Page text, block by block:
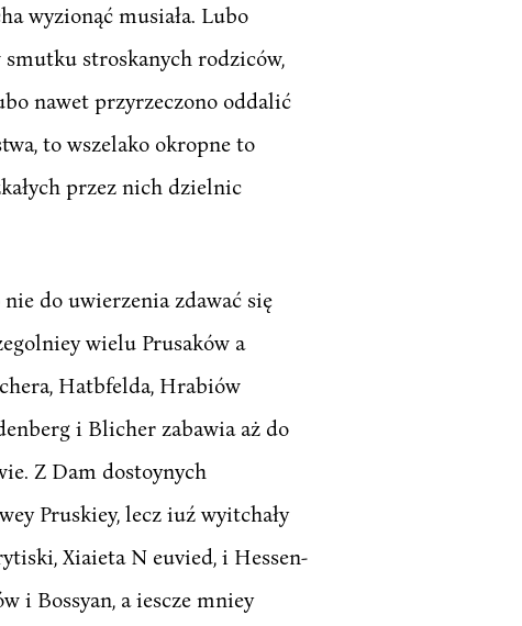
wyzionąć musiała. Lubo
smutku stroskanych rodziców,
nawet przyrzeczono oddalić
to wszelako okropne to
przez nich dzielnic
do uwierzenia zdawać się
wielu Prusaków a
Hatbfelda, Hrabiów
i Blicher zabawia aż do
Z Dam dostoynych
Pruskiey, lecz iuź wyitchały
Xiaieta N euvied, i Hessen-
i Bossyan, a iescze mniey